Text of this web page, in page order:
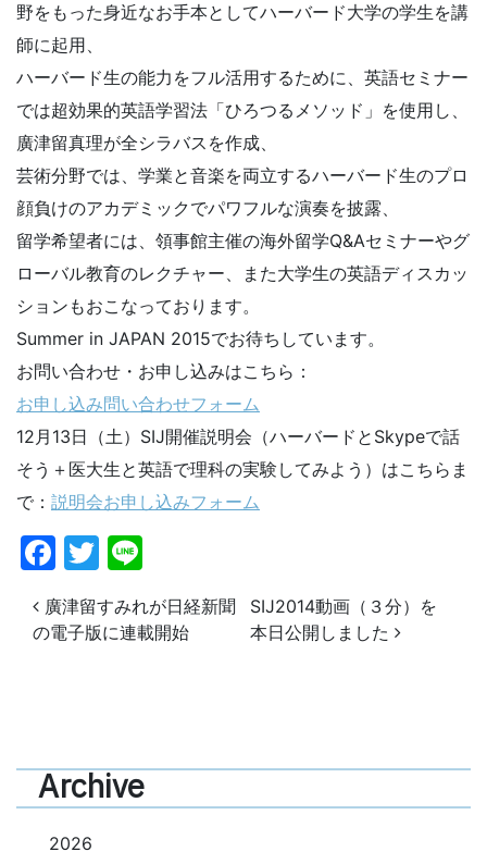
野をもった身近なお手本としてハーバード大学の学生を講
師に起用、
ハーバード生の能力をフル活用するために、英語セミナー
では超効果的英語学習法「ひろつるメソッド」を使用し、
廣津留真理が全シラバスを作成、
芸術分野では、学業と音楽を両立するハーバード生のプロ
顔負けのアカデミックでパワフルな演奏を披露、
留学希望者には、領事館主催の海外留学Q&Aセミナーやグ
ローバル教育のレクチャー、また大学生の英語ディスカッ
ションもおこなっております。
Summer in JAPAN 2015でお待ちしています。
お問い合わせ・お申し込みはこちら：
お申し込み問い合わせフォーム
12月13日（土）SIJ開催説明会（ハーバードとSkypeで話
そう＋医大生と英語で理科の実験してみよう）はこちらま
で： 説明会お申し込みフォーム
Facebook
Twitter
投稿ナビゲーション
廣津留すみれが日経新聞
の電子版に連載開始
SIJ2014動画（３分）を
本日公開しました
Archive
2026